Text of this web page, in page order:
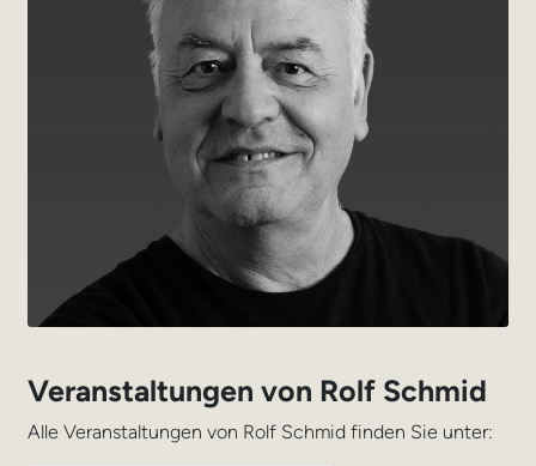
Veranstaltungen von Rolf Schmid
Alle Veranstaltungen von Rolf Schmid finden Sie unter: